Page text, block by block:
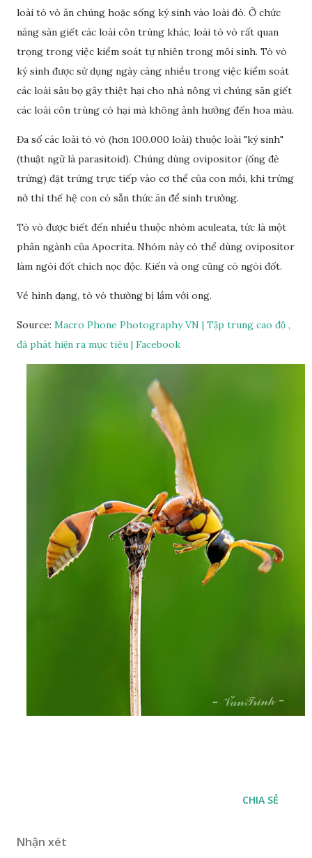
loài tò vò ăn chúng hoặc sống ký sinh vào loài đó. Ở chức
năng săn giết các loài côn trùng khác, loài tò vò rất quan
trọng trong việc kiểm soát tự nhiên trong môi sinh. Tò vò
ký sinh được sử dụng ngày càng nhiều trong việc kiểm soát
các loài sâu bọ gây thiệt hại cho nhà nông vì chúng săn giết
các loài côn trùng có hại mà không ảnh hưởng đến hoa màu.
Đa số các loài tò vò (hơn 100.000 loài) thuộc loài "ký sinh"
(thuật ngữ là parasitoid). Chúng dùng ovipositor (ống đẻ
trứng) đặt trứng trực tiếp vào cơ thể của con mồi, khi trứng
nở thì thế hệ con có sẵn thức ăn để sinh trưởng.
Tò vò được biết đến nhiều thuộc nhóm aculeata, tức là một
phân ngành của Apocrita. Nhóm này có thể dùng ovipositor
làm ngòi đốt chích nọc độc. Kiến và ong cũng có ngòi đốt.
Về hình dạng, tò vò thường bị lầm với ong.
Source: Macro Phone Photography VN | Tập trung cao độ ,
đã phát hiện ra mục tiêu | Facebook
CHIA SẺ
Nhận xét